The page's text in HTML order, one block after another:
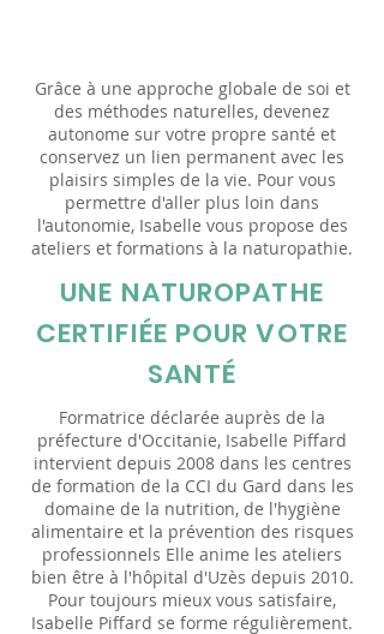
Grâce à une approche globale de soi et
des méthodes naturelles, devenez
autonome sur votre propre santé et
conservez un lien permanent avec les
plaisirs simples de la vie. Pour vous
permettre d'aller plus loin dans
l'autonomie, Isabelle vous propose des
ateliers et formations à la naturopathie.
UNE NATUROPATHE
CERTIFIÉE POUR VOTRE
SANTÉ
Formatrice déclarée auprès de la
préfecture d'Occitanie, Isabelle Piffard
intervient depuis 2008 dans les centres
de formation de la CCI du Gard dans les
domaine de la nutrition, de l'hygiène
alimentaire et la prévention des risques
professionnels Elle anime les ateliers
bien être à l'hôpital d'Uzès depuis 2010.
Pour toujours mieux vous satisfaire,
Isabelle Piffard se forme régulièrement.